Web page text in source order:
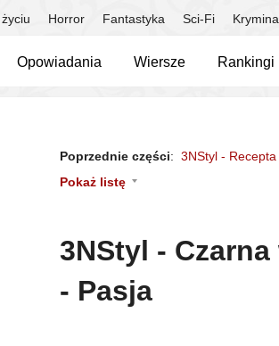
Horror Fantastyka Sci-Fi
Opowiadania Wiersze Rankingi
Poprzednie części: 3NStyl -
Pokaż listę
3NStyl -
- Pasja